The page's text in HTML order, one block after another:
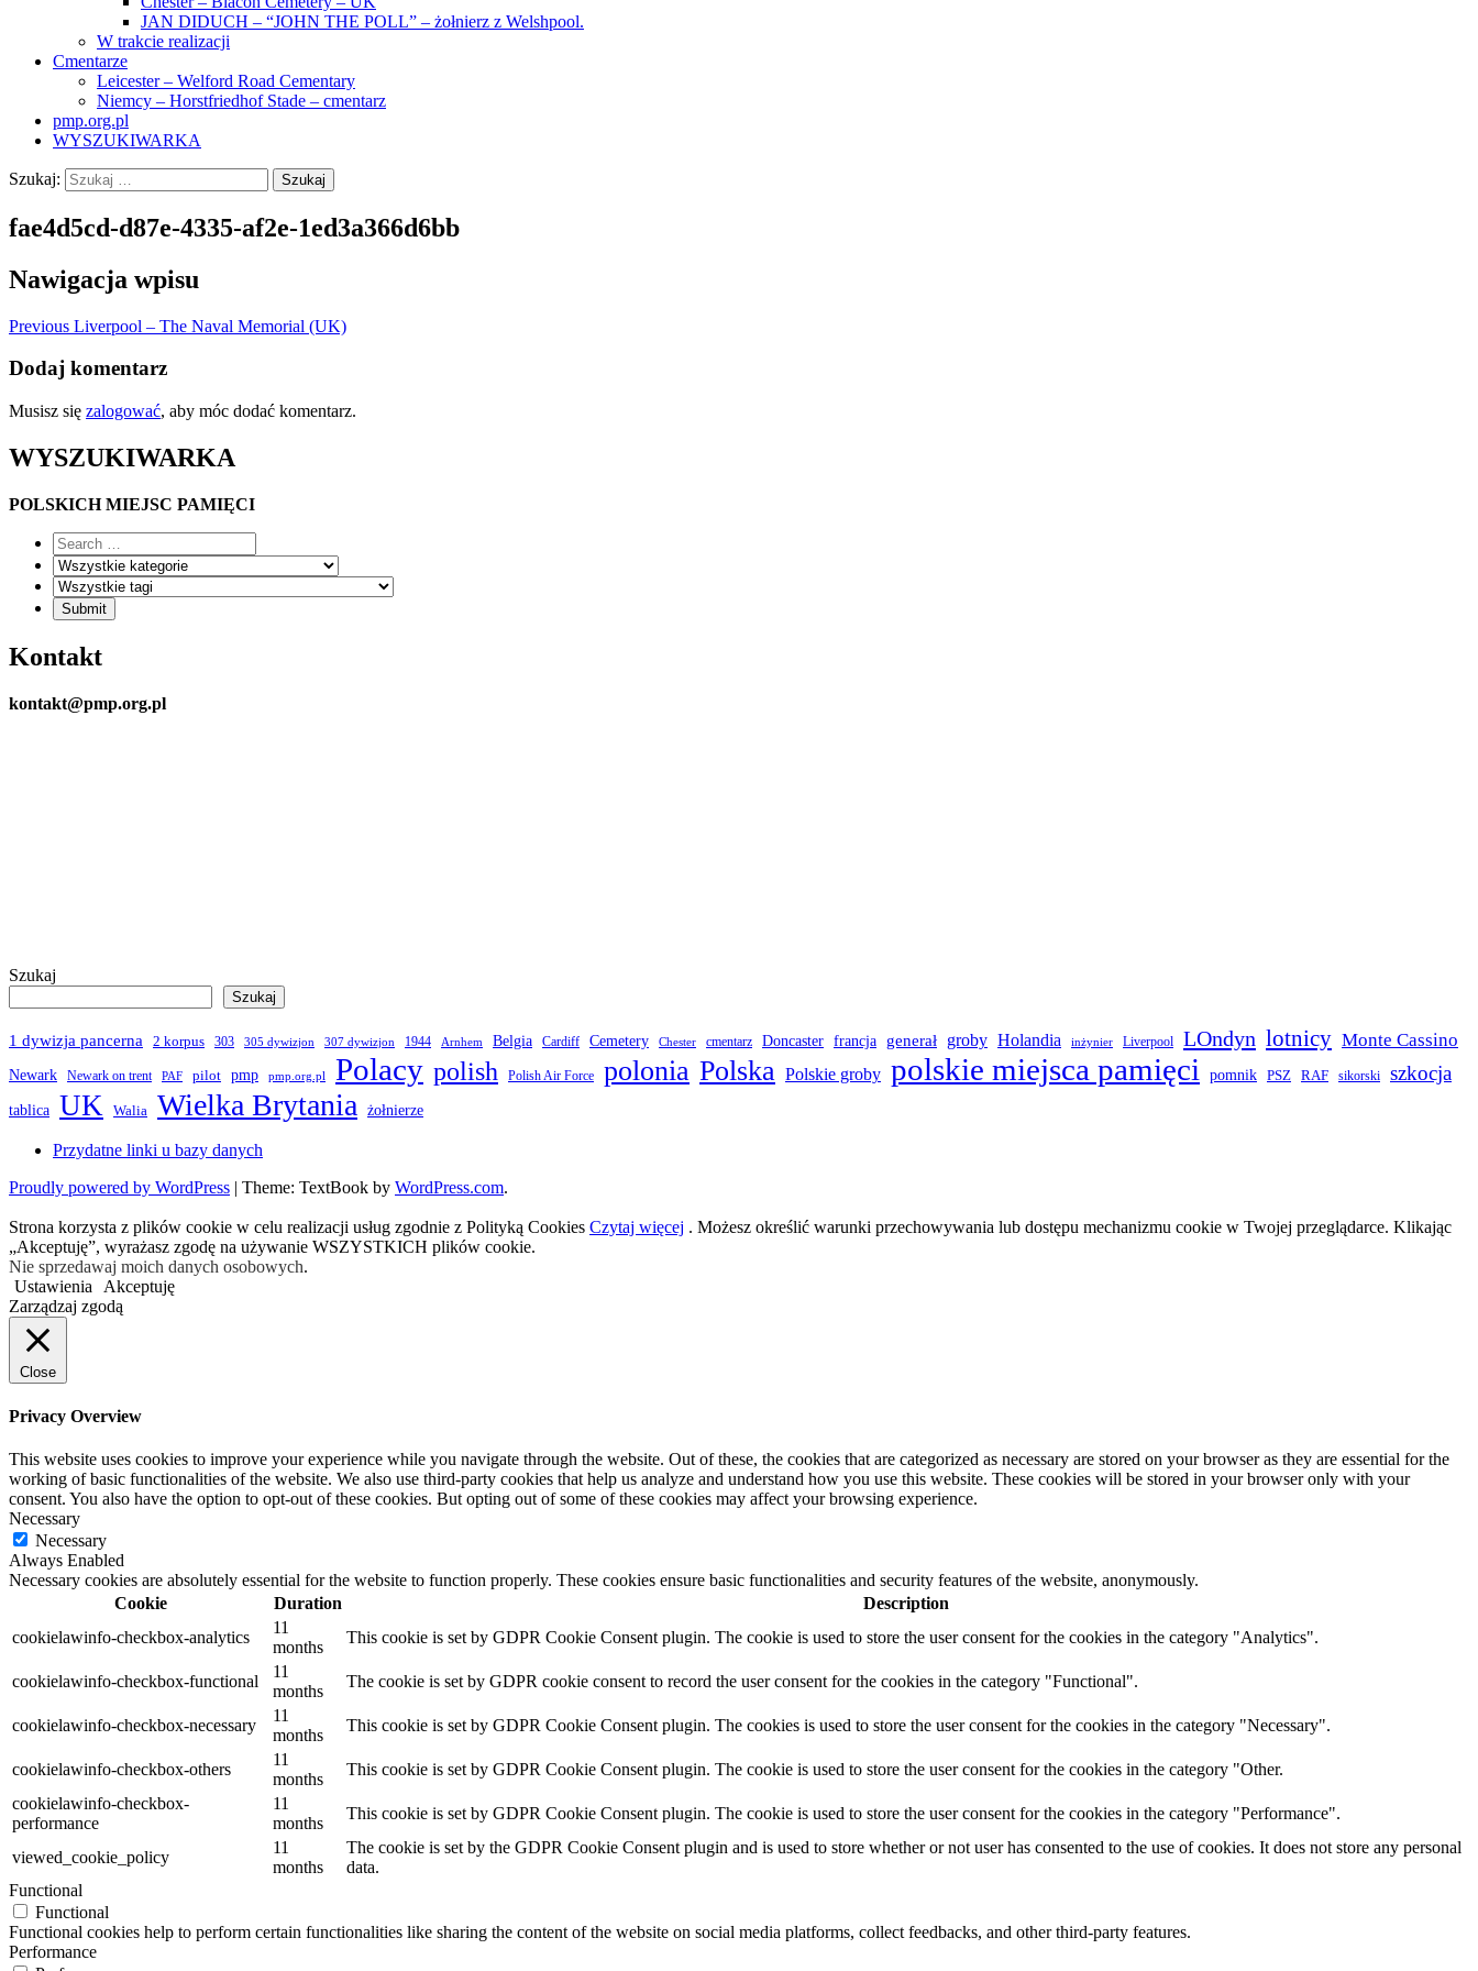
JAN DIDUCH – “JOHN THE POLL” – żołnierz z Welshpool.
W trakcie realizacji
Cmentarze
Leicester – Welford Road Cementary
Niemcy – Horstfriedhof Stade – cmentarz
pmp.org.pl
WYSZUKIWARKA
Szukaj:
fae4d5cd-d87e-4335-af2e-1ed3a366d6bb
Nawigacja wpisu
Previous Liverpool – The Naval Memorial (UK)
Dodaj komentarz
Musisz się zalogować, aby móc dodać komentarz.
WYSZUKIWARKA
POLSKICH MIEJSC PAMIĘCI
Kontakt
kontakt@pmp.org.pl
Szukaj
Szukaj
1 dywizja pancerna 2 korpus 303 305 dywizjon 307 dywizjon 1944 Arnhem Belgia Cardiff Cemetery Chester cmentarz Doncaster francja generał groby Holandia inżynier Liverpool LOndyn lotnicy Monte Cassino
Newark Newark on trent PAF pilot pmp pmp.org.pl Polacy polish Polish Air Force polonia Polska Polskie groby polskie miejsca pamięci pomnik PSZ RAF sikorski szkocja
tablica UK Walia Wielka Brytania żołnierze
Przydatne linki u bazy danych
Proudly powered by WordPress | Theme: TextBook by WordPress.com.
Strona korzysta z plików cookie w celu realizacji usług zgodnie z Polityką Cookies Czytaj więcej . Możesz określić warunki przechowywania lub dostępu mechanizmu cookie w Twojej przeglądarce. Klikając
„Akceptuję”, wyrażasz zgodę na używanie WSZYSTKICH plików cookie.
Nie sprzedawaj moich danych osobowych.
Ustawienia
Akceptuję
Zarządzaj zgodą
Close
Privacy Overview
This website uses cookies to improve your experience while you navigate through the website. Out of these, the cookies that are categorized as necessary are stored on your browser as they are essential for the
working of basic functionalities of the website. We also use third-party cookies that help us analyze and understand how you use this website. These cookies will be stored in your browser only with your
consent. You also have the option to opt-out of these cookies. But opting out of some of these cookies may affect your browsing experience.
Necessary
Necessary
Always Enabled
Necessary cookies are absolutely essential for the website to function properly. These cookies ensure basic functionalities and security features of the website, anonymously.
Cookie
Duration
Description
cookielawinfo-checkbox-analytics
11
months
This cookie is set by GDPR Cookie Consent plugin. The cookie is used to store the user consent for the cookies in the category "Analytics".
cookielawinfo-checkbox-functional
11
months
The cookie is set by GDPR cookie consent to record the user consent for the cookies in the category "Functional".
cookielawinfo-checkbox-necessary
11
months
This cookie is set by GDPR Cookie Consent plugin. The cookies is used to store the user consent for the cookies in the category "Necessary".
cookielawinfo-checkbox-others
11
months
This cookie is set by GDPR Cookie Consent plugin. The cookie is used to store the user consent for the cookies in the category "Other.
cookielawinfo-checkbox-
performance
11
months
This cookie is set by GDPR Cookie Consent plugin. The cookie is used to store the user consent for the cookies in the category "Performance".
viewed_cookie_policy
11
months
The cookie is set by the GDPR Cookie Consent plugin and is used to store whether or not user has consented to the use of cookies. It does not store any personal
data.
Functional
Functional
Functional cookies help to perform certain functionalities like sharing the content of the website on social media platforms, collect feedbacks, and other third-party features.
Performance